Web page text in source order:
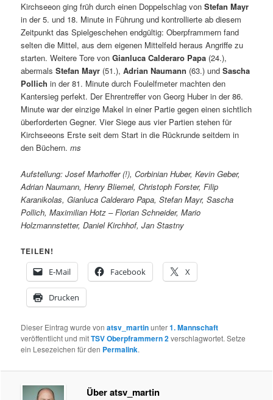
Kirchseeon ging früh durch einen Doppelschlag vonStefan Mayr
in der 5. und 18. Minute in Führung und kontrollierte ab diesem
Zeitpunkt das Spielgeschehen endgültig: Oberpframmern fand
selten die Mittel, aus dem eigenen Mittelfeld heraus Angriffe zu
starten. Weitere Tore vonGianluca Calderaro Papa (24.),
abermalsStefan Mayr (51.),Adrian Naumann (63.) undSascha
Pollich in der 81. Minute durch Foulelfmeter machten den
Kantersieg perfekt. Der Ehrentreffer von Georg Huber in der 86.
Minute war der einzige Makel in einer Partie gegen einen sichtlich
überforderten Gegner. Vier Siege aus vier Partien stehen für
Kirchseeons Erste seit dem Start in die Rückrunde seitdem in
den Büchern.ms
Aufstellung: Josef Marhoffer (!), Corbinian Huber, Kevin Geber,
Adrian Naumann, Henry Bliemel, Christoph Forster, Filip
Karanikolas, Gianluca Calderaro Papa, Stefan Mayr, Sascha
Pollich, Maximilian Hotz – Florian Schneider, Mario
Holzmannstetter, Daniel Kirchhof, Jan Stastny
TEILEN!
E-Mail
Facebook X
Drucken
Dieser Eintrag wurde vonatsv_martinunter1. Mannschaft
veröffentlicht und mitTSV Oberpframmern 2verschlagwortet. Setze
ein Lesezeichen für den Permalink.
Über atsv_martin